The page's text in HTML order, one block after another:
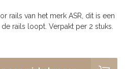
rails van het merk ASR, dit is een
rails loopt. Verpakt per 2 stuks.